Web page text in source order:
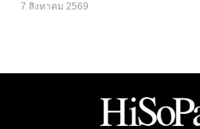
7 สิงหาคม 2569